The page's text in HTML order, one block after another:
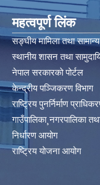
महत्वपूर्ण लिंक
सङ्घीय मामिला तथा
स्थानीय शासन तथा
नेपाल सरकारको पोर्टल
केन्द्रीय पञ्जिकरण विभाग
राष्ट्रिय पुनर्निर्माण
गाउँपालिका¸नगरपालिका
निर्धारण आयोग​
राष्ट्रिय योजना आयोग